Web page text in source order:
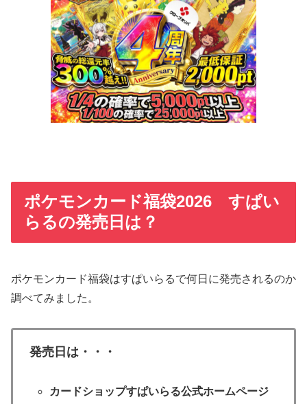
ポケモンカード福袋2026 すぱい
らるの発売日は？
ポケモンカード福袋はすぱいらるで何日に発売されるのか
調べてみました。
発売日は・・・
カードショップすぱいらる公式ホームページ